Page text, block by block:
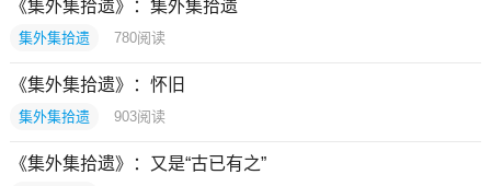
《集外集拾遗》：集外集拾遗
集外集拾遗 780阅读
《集外集拾遗》：怀旧
集外集拾遗 903阅读
《集外集拾遗》：又是“古已有之”